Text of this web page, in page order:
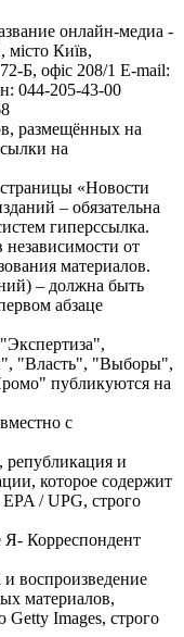
онлайн-медиа -
місто Київ,
офіс 208/1 E-mail:
044-205-43-00
размещённых на
на
«Новости
– обязательна
гиперссылка.
от
материалов.
– должна быть
абзаце
"Власть", "Выборы",
публикуются на
с
и
которое содержит
/ UPG, строго
Я- Корреспондент
воспроизведение
материалов,
Images, строго